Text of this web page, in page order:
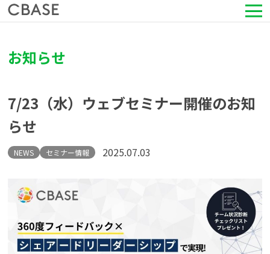
導入事例
セミナー情報
お知らせ
お知らせ
7/23（水）ウェブセミナー開催のお知
らせ
NEWS セミナー情報 2025.07.03